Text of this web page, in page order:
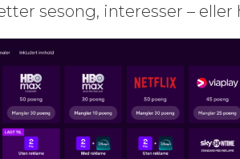
sesong, inter­ess­er – eller